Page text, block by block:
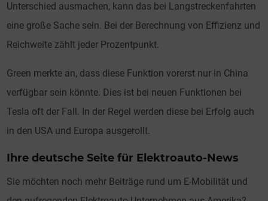
Unterschied ausmachen, kann das bei Langstreckenfahrten
eine große Sache sein. Bei der Berechnung von Effizienz und
Reichweite zählt jeder Prozentpunkt.
Green merkte an, dass diese Funktion vorerst nur in China
verfügbar sein könnte. Dies ist bei neuen Funktionen bei
Tesla oft der Fall. In der Regel werden diese bei Erfolg auch
in den USA und Europa ausgerollt.
Ihre deutsche Seite für Elektroauto-News
Sie möchten noch mehr Beiträge rund um E-Mobilität und